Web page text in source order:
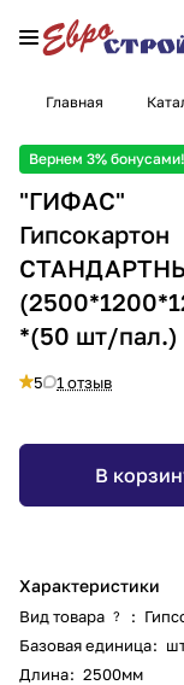
Главная
Вернем 3% бонусами!
"ГИФАС"
Гипсокартон
*(50 шт/пал.)
5 1 отзыв
В
Характеристики
Вид товара ? :
Базовая единица:
Длина: 2500мм